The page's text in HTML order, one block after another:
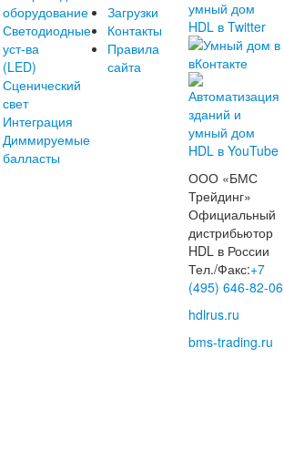
оборудование
Светодиодные
уст-ва
(LED)
Сценический
свет
Интеграция
Диммируемые
балласты
Загрузки
Контакты
Правила
сайта
ООО «БМС
Трейдинг»
Официальный
дистрибьютор
HDL в России
Тел./Факс:+7
(495) 646-82-06
hdlrus.ru
bms-trading.ru